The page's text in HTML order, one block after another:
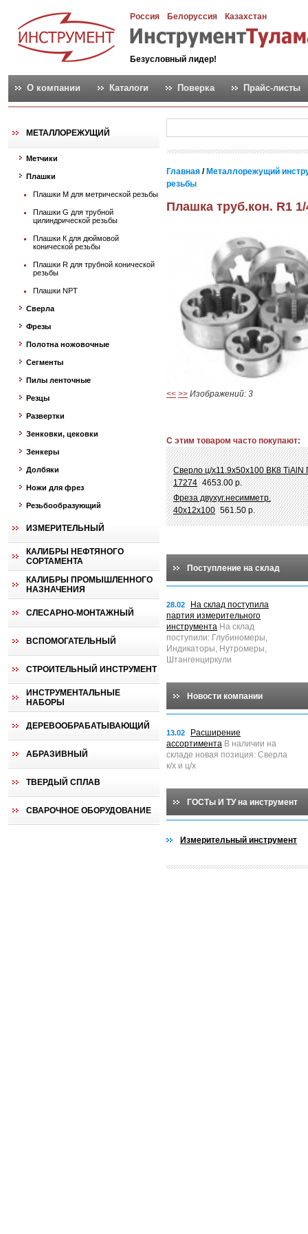
Россия Белоруссия Казахстан
Безусловный лидер!
О компании Каталоги Поверка Прайс-листы
МЕТАЛЛОРЕЖУЩИЙ
Метчики
Плашки
Плашки М для метрической резьбы
Плашки G для трубной
цилиндрической резьбы
Плашки К для дюймовой
конической резьбы
Плашки R для трубной конической
резьбы
Плашки NPT
Сверла
Фрезы
Полотна ножовочные
Сегменты
Пилы ленточные
Резцы
Развертки
Зенковки, цековки
Зенкеры
Долбяки
Ножи для фрез
Резьбообразующий
ИЗМЕРИТЕЛЬНЫЙ
КАЛИБРЫ НЕФТЯНОГО
СОРТАМЕНТА
КАЛИБРЫ ПРОМЫШЛЕННОГО
НАЗНАЧЕНИЯ
СЛЕСАРНО-МОНТАЖНЫЙ
ВСПОМОГАТЕЛЬНЫЙ
СТРОИТЕЛЬНЫЙ ИНСТРУМЕНТ
ИНСТРУМЕНТАЛЬНЫЕ
НАБОРЫ
ДЕРЕВООБРАБАТЫВАЮЩИЙ
АБРАЗИВНЫЙ
ТВЕРДЫЙ СПЛАВ
СВАРОЧНОЕ ОБОРУДОВАНИЕ
Главная / Металлорежущий
резьбы
Плашка труб.кон. R1
<< >> Изображений: 3
С этим товаром часто покупают:
Сверло ц/х11.9х50х100 ВК8 TiAlN
17274 4653.00 р.
Фреза двухуг.несимметр.
40х12х100 561.50 р.
Поступление на склад
28.02
На склад поступила
партия измерительного
инструмента На склад
поступили: Глубиномеры,
Индикаторы, Нутромеры,
Штангенциркули
Новости компании
13.02
Расширение
ассортимента В наличии на
складе новая позиция: Сверла
к/х и ц/х
ГОСТы И ТУ на инструмент
Измерительный инструмент